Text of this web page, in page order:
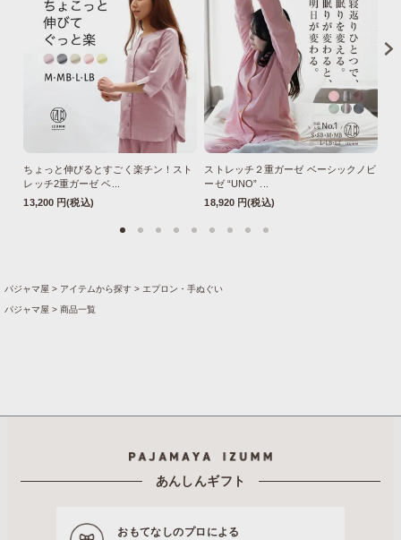
ちょっと伸びるとすごく楽チン！スト
レッチ2重ガーゼ ベ...
13,200 円(税込)
ストレッチ２重ガーゼ ベーシックノビ
ーゼ “UNO” ...
18,920 円(税込)
パジャマ屋 アイテムから探す エプロン・手ぬぐい
パジャマ屋 商品一覧
あんしんギフト
おもてなしのプロによる